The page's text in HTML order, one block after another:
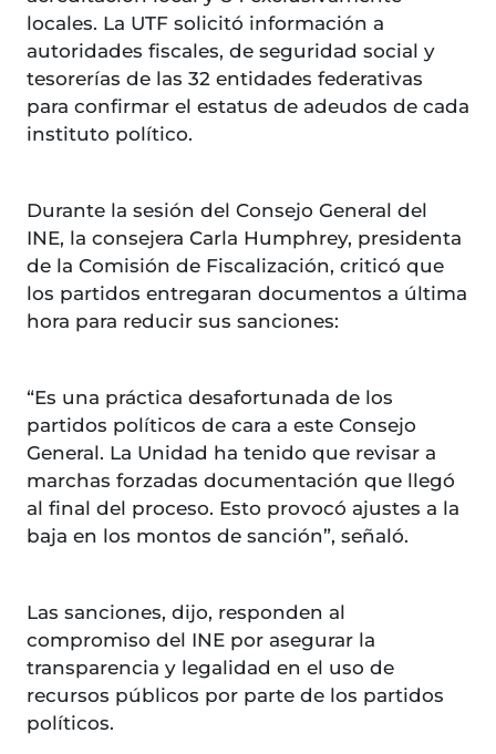
locales. La UTF solicitó información a
autoridades fiscales, de seguridad social y
tesorerías de las 32 entidades federativas
para confirmar el estatus de adeudos de cada
instituto político.
Durante la sesión del Consejo General del
INE, la consejera Carla Humphrey, presidenta
de la Comisión de Fiscalización, criticó que
los partidos entregaran documentos a última
hora para reducir sus sanciones:
“Es una práctica desafortunada de los
partidos políticos de cara a este Consejo
General. La Unidad ha tenido que revisar a
marchas forzadas documentación que llegó
al final del proceso. Esto provocó ajustes a la
baja en los montos de sanción”, señaló.
Las sanciones, dijo, responden al
compromiso del INE por asegurar la
transparencia y legalidad en el uso de
recursos públicos por parte de los partidos
políticos.